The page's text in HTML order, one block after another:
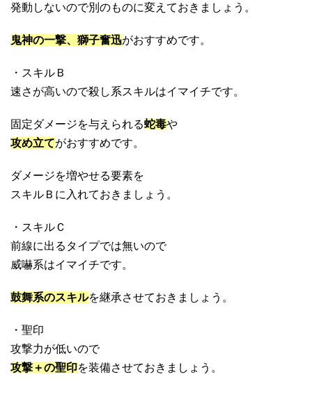
発動しないので別のものに変えておきましょう。
鬼神の一撃、獅子奮迅がおすすめです。
・スキルＢ
速さが高いので殺し系スキルはイマイチです。
固定ダメージを与えられる蛇毒や
攻め立てがおすすめです。
ダメージを増やせる要素を
スキルＢに入れておきましょう。
・スキルＣ
前線に出るタイプでは無いので
威嚇系はイマイチです。
鼓舞系のスキルを継承させておきましょう。
・聖印
攻撃力が低いので
攻撃＋の聖印を装備させておきましょう。